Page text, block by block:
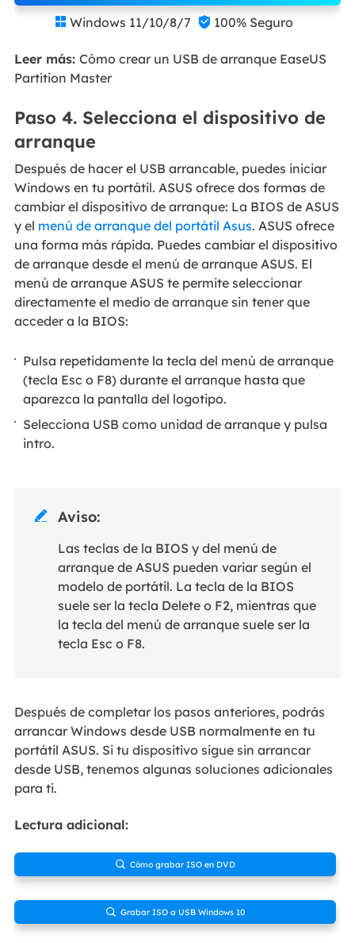
 Windows 11/10/8/7  100% Seguro
Leer más: Cómo crear un USB de arranque EaseUS
Partition Master
Paso 4. Selecciona el dispositivo de
arranque
Después de hacer el USB arrancable, puedes iniciar
Windows en tu portátil. ASUS ofrece dos formas de
cambiar el dispositivo de arranque: La BIOS de ASUS
y el menú de arranque del portátil Asus. ASUS ofrece
una forma más rápida. Puedes cambiar el dispositivo
de arranque desde el menú de arranque ASUS. El
menú de arranque ASUS te permite seleccionar
directamente el medio de arranque sin tener que
acceder a la BIOS:
Pulsa repetidamente la tecla del menú de arranque
(tecla Esc o F8) durante el arranque hasta que
aparezca la pantalla del logotipo.
Selecciona USB como unidad de arranque y pulsa
intro.
 Aviso:
Las teclas de la BIOS y del menú de
arranque de ASUS pueden variar según el
modelo de portátil. La tecla de la BIOS
suele ser la tecla Delete o F2, mientras que
la tecla del menú de arranque suele ser la
tecla Esc o F8.
Después de completar los pasos anteriores, podrás
arrancar Windows desde USB normalmente en tu
portátil ASUS. Si tu dispositivo sigue sin arrancar
desde USB, tenemos algunas soluciones adicionales
para ti.
Lectura adicional:
 Cómo grabar ISO en DVD
 Grabar ISO a USB Windows 10